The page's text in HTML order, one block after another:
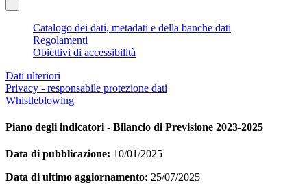
Catalogo dei dati, metadati e della banche dati
Regolamenti
Obiettivi di accessibilità
Dati ulteriori
Privacy - responsabile protezione dati
Whistleblowing
Piano degli indicatori - Bilancio di Previsione 2023-2025
Data di pubblicazione: 10/01/2025
Data di ultimo aggiornamento: 25/07/2025